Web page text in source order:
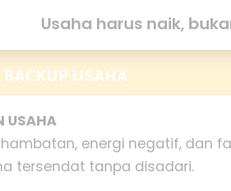
Usaha harus naik,
USAHA
USAHA
energi negatif, dan
tersendat tanpa disadari.